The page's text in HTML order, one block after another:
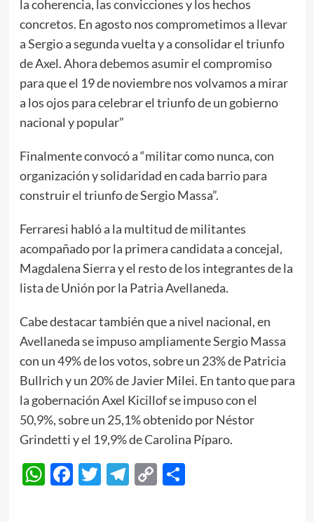
la coherencia, las convicciones y los hechos
concretos. En agosto nos comprometimos a llevar
a Sergio a segunda vuelta y a consolidar el triunfo
de Axel. Ahora debemos asumir el compromiso
para que el 19 de noviembre nos volvamos a mirar
a los ojos para celebrar el triunfo de un gobierno
nacional y popular”
Finalmente convocó a “militar como nunca, con
organización y solidaridad en cada barrio para
construir el triunfo de Sergio Massa”.
Ferraresi habló a la multitud de militantes
acompañado por la primera candidata a concejal,
Magdalena Sierra y el resto de los integrantes de la
lista de Unión por la Patria Avellaneda.
Cabe destacar también que a nivel nacional, en
Avellaneda se impuso ampliamente Sergio Massa
con un 49% de los votos, sobre un 23% de Patricia
Bullrich y un 20% de Javier Milei. En tanto que para
la gobernación Axel Kicillof se impuso con el
50,9%, sobre un 25,1% obtenido por Néstor
Grindetti y el 19,9% de Carolina Píparo.
WhatsApp
Facebook
Twitter
Telegram
CopyCompartir